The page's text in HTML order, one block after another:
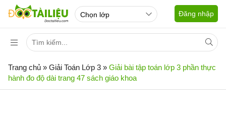
Đăng nhập
Trang chủ » Giải Toán Lớp 3 » Giải bài tập toán lớp 3 phần thực
hành đo độ dài trang 47 sách giáo khoa